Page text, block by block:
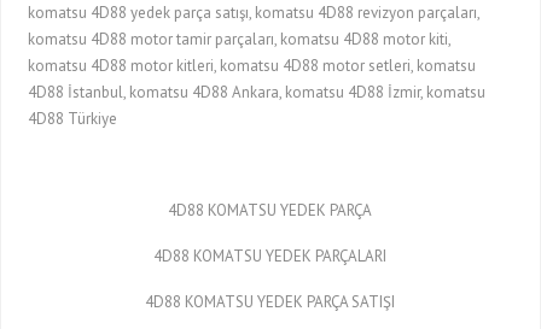
komatsu 4D88 yedek parça satışı, komatsu 4D88 revizyon parçaları,
komatsu 4D88 motor tamir parçaları, komatsu 4D88 motor kiti,
komatsu 4D88 motor kitleri, komatsu 4D88 motor setleri, komatsu
4D88 İstanbul, komatsu 4D88 Ankara, komatsu 4D88 İzmir, komatsu
4D88 Türkiye
4D88 KOMATSU YEDEK PARÇA
4D88 KOMATSU YEDEK PARÇALARI
4D88 KOMATSU YEDEK PARÇA SATIŞI